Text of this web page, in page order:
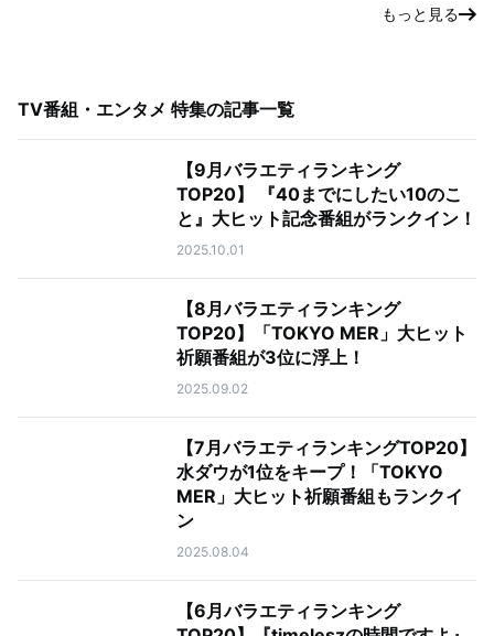
もっと見る
TV番組・エンタメ 特集の記事一覧
【9月バラエティランキング
TOP20】 『40までにしたい10のこ
と』大ヒット記念番組がランクイン！
2025.10.01
【8月バラエティランキング
TOP20】「TOKYO MER」大ヒット
祈願番組が3位に浮上！
2025.09.02
【7月バラエティランキングTOP20】
水ダウが1位をキープ！「TOKYO
MER」大ヒット祈願番組もランクイ
ン
2025.08.04
【6月バラエティランキング